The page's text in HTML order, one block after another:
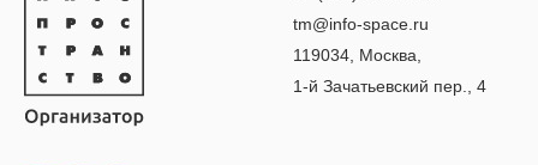
tm@info-space.ru
119034, Москва,
1-й Зачатьевский пер., 4